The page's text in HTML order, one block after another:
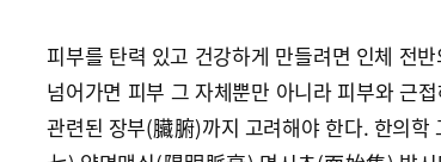
피부를 탄력 있고 건강하게 만들려면 인체 전
넘어가면 피부 그 자체뿐만 아니라 피부와 근
관련된 장부(臟腑)까지 고려해야 한다. 한의학